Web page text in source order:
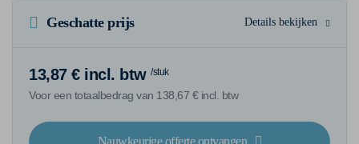
Geschatte prijs Details bekijken
13,87 € incl. btw /stuk
Voor een totaalbedrag van 138,67 € incl. btw
Nauwkeurige offerte ontvangen